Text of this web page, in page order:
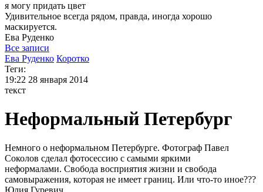
я могу придать цвет
Удивительное всегда рядом, правда, иногда хорошо
маскируется.
Ева Руденко
Все записи
Ева Руденко Коротко
Теги:
19:22 28 января 2014
текст
Неформальный Петербург
Немного о неформальном Петербурге. Фотограф Павел
Соколов сделал фотосессию с самыми яркими
неформалами. Свобода восприятия жизни и свобода
самовыражения, которая не имеет границ. Или что-то иное???
Юлия Гуревич